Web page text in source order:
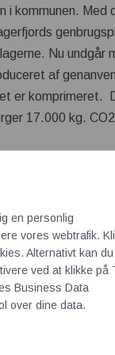
i kommunen.
Nu undgår
af
er komprimeret.
17.000 kg.
i opstillingen af
indsamlede
før var flere
i Thisted,
til at producere
en personlig
vores webtrafik.
Alternativt kan du
ved at klikke på
Business Data
over dine data.